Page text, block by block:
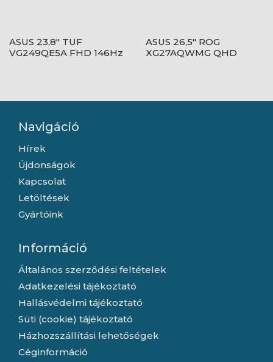
ASUS 23,8" TUF
VG249QE5A FHD 146Hz
ASUS 26,5" ROG
XG27AQWMG QHD
Navigáció
Hírek
Újdonságok
Kapcsolat
Letöltések
Gyártóink
Információ
Általános szerződési feltételek
Adatkezelési tájékoztató
Hallásvédelmi tájékoztató
Süti (cookie) tájékoztató
Házhozszállítási lehetőségek
Céginformáció